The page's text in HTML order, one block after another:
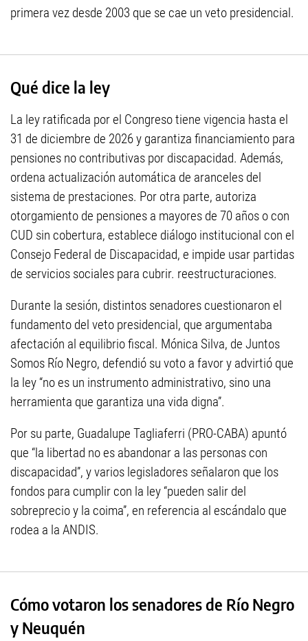
primera vez desde 2003 que se cae un veto presidencial.
Qué dice la ley
La ley ratificada por el Congreso tiene vigencia hasta el
31 de diciembre de 2026 y garantiza financiamiento para
pensiones no contributivas por discapacidad. Además,
ordena actualización automática de aranceles del
sistema de prestaciones. Por otra parte, autoriza
otorgamiento de pensiones a mayores de 70 años o con
CUD sin cobertura, establece diálogo institucional con el
Consejo Federal de Discapacidad, e impide usar partidas
de servicios sociales para cubrir. reestructuraciones.
Durante la sesión, distintos senadores cuestionaron el
fundamento del veto presidencial, que argumentaba
afectación al equilibrio fiscal. Mónica Silva, de Juntos
Somos Río Negro, defendió su voto a favor y advirtió que
la ley “no es un instrumento administrativo, sino una
herramienta que garantiza una vida digna”.
Por su parte, Guadalupe Tagliaferri (PRO-CABA) apuntó
que “la libertad no es abandonar a las personas con
discapacidad”, y varios legisladores señalaron que los
fondos para cumplir con la ley “pueden salir del
sobreprecio y la coima”, en referencia al escándalo que
rodea a la ANDIS.
Cómo votaron los senadores de Río Negro
y Neuquén